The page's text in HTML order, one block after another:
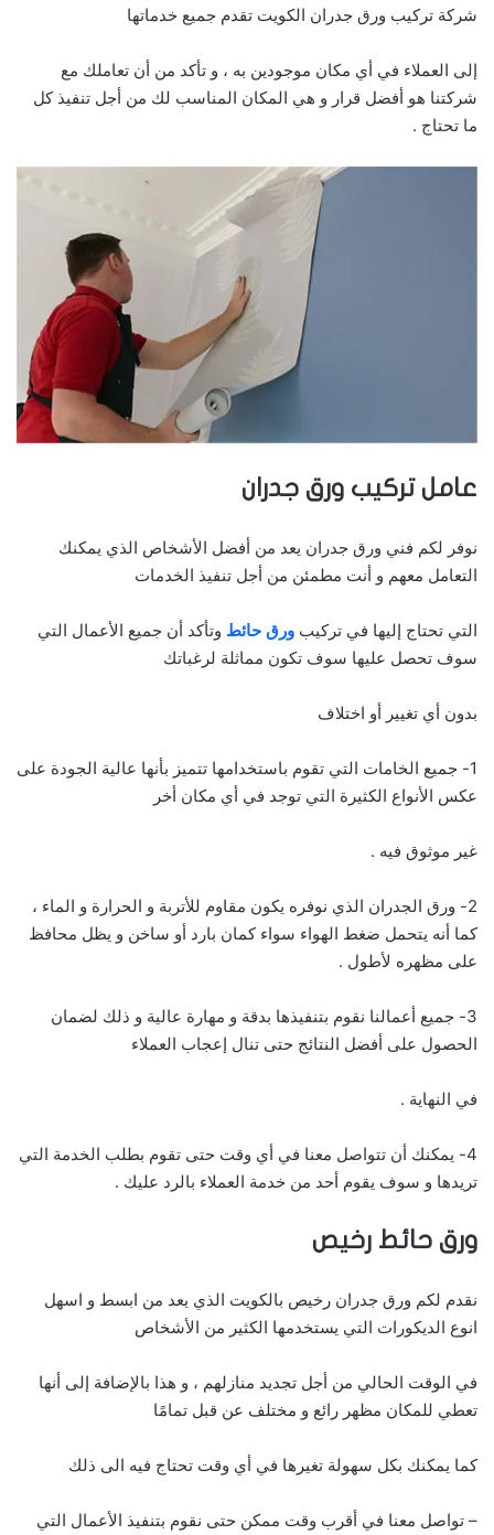
شركة تركيب ورق جدران الكويت تقدم جميع خدماتها
إلى العملاء في أي مكان موجودين به ، و تأكد من أن تعاملك مع
شركتنا هو أفضل قرار و هي المكان المناسب لك من أجل تنفيذ كل
ما تحتاج .
عامل تركيب ورق جدران
نوفر لكم فني ورق جدران يعد من أفضل الأشخاص الذي يمكنك
التعامل معهم و أنت مطمئن من أجل تنفيذ الخدمات
التي تحتاج إليها في تركيب ورق حائط وتأكد أن جميع الأعمال التي
سوف تحصل عليها سوف تكون مماثلة لرغباتك
بدون أي تغيير أو اختلاف
1- جميع الخامات التي تقوم باستخدامها تتميز بأنها عالية الجودة على
عكس الأنواع الكثيرة التي توجد في أي مكان أخر
غير موثوق فيه .
2- ورق الجدران الذي نوفره يكون مقاوم للأتربة و الحرارة و الماء ،
كما أنه يتحمل ضغط الهواء سواء كمان بارد أو ساخن و يظل محافظ
على مظهره لأطول .
3- جميع أعمالنا نقوم بتنفيذها بدقة و مهارة عالية و ذلك لضمان
الحصول على أفضل النتائج حتى تنال إعجاب العملاء
في النهاية .
4- يمكنك أن تتواصل معنا في أي وقت حتى تقوم بطلب الخدمة التي
تريدها و سوف يقوم أحد من خدمة العملاء بالرد عليك .
ورق حائط رخيص
نقدم لكم ورق جدران رخيص بالكويت الذي يعد من ابسط و اسهل
انوع الديكورات التي يستخدمها الكثير من الأشخاص
في الوقت الحالي من أجل تجديد منازلهم ، و هذا بالإضافة إلى أنها
تعطي للمكان مظهر رائع و مختلف عن قبل تمامًا
كما يمكنك بكل سهولة تغيرها في أي وقت تحتاج فيه الى ذلك
– تواصل معنا في أقرب وقت ممكن حتى نقوم بتنفيذ الأعمال التي